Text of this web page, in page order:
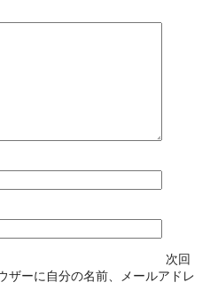
次回
ザーに自分の名前、メールアドレ